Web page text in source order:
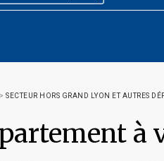
> SECTEUR HORS GRAND LYON ET AUTRES
à